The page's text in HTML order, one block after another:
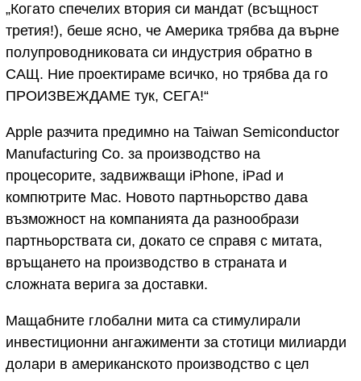
„Когато спечелих втория си мандат (всъщност
третия!), беше ясно, че Америка трябва да върне
полупроводниковата си индустрия обратно в
САЩ. Ние проектираме всичко, но трябва да го
ПРОИЗВЕЖДАМЕ тук, СЕГА!“
Apple разчита предимно на Taiwan Semiconductor
Manufacturing Co. за производство на
процесорите, задвижващи iPhone, iPad и
компютрите Mac. Новото партньорство дава
възможност на компанията да разнообрази
партньорствата си, докато се справя с митата,
връщането на производство в страната и
сложната верига за доставки.
Мащабните глобални мита са стимулирали
инвестиционни ангажименти за стотици милиарди
долари в американското производство с цел